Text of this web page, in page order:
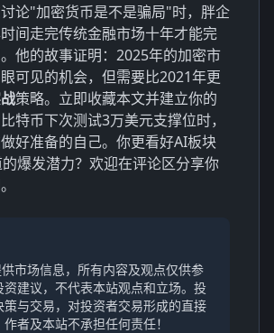
论"加密货币是不是骗局"时，胖企
间走完传统金融市场十年才能完
他的故事证明：2025年的加密市
可见的机会，但需要比2021年更
策略。立即收藏本文并建立你的
特币下次测试3万美元支撑位时，
好准备的自己。你更看好AI板块
爆发潜力？欢迎在评论区分享你
供市场信息，所有内容及观点仅供参
资建议，不代表本站观点和立场。投
策与交易，对投资者交易形成的直接
者及本站不承担任何责任！